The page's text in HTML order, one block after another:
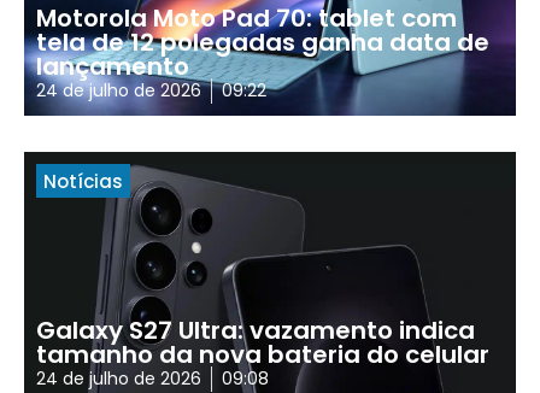
Motorola Moto Pad 70: tablet com
tela de 12 polegadas ganha data de
lançamento
24 de julho de 2026 09:22
Notícias
Galaxy S27 Ultra: vazamento indica
tamanho da nova bateria do celular
24 de julho de 2026 09:08